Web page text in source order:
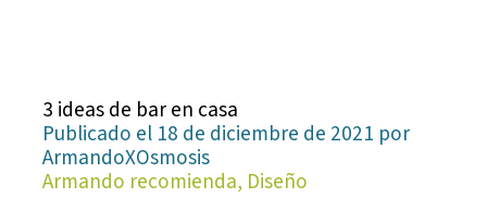
3 ideas de bar en casa
Publicado el 18 de diciembre de 2021 por
ArmandoXOsmosis
Armando recomienda, Diseño